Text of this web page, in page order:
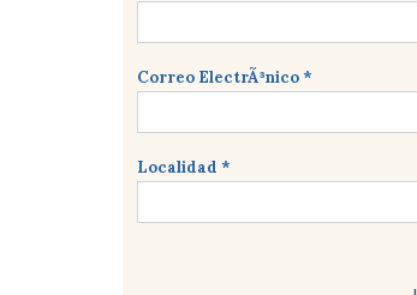
Correo ElectrÃ³nico *
Localidad *